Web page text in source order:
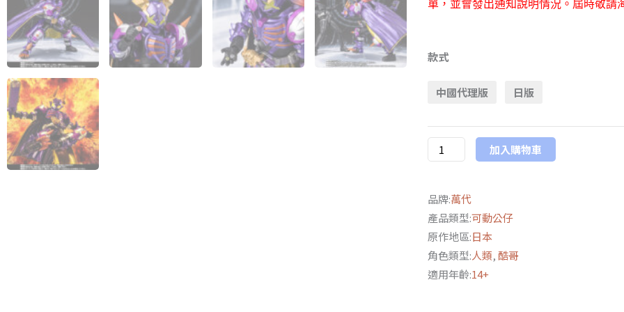
單，並會發出通知說明情況。屆時敬請
款式
中國代理版 日版
代
限
S.H.Figuarts《假
GEATS》
假
面
騎
士
加入購物車
品牌:萬代
產品類型:可動公仔
原作地區:日本
角色類型:人類,酷哥
適用年齡:14+